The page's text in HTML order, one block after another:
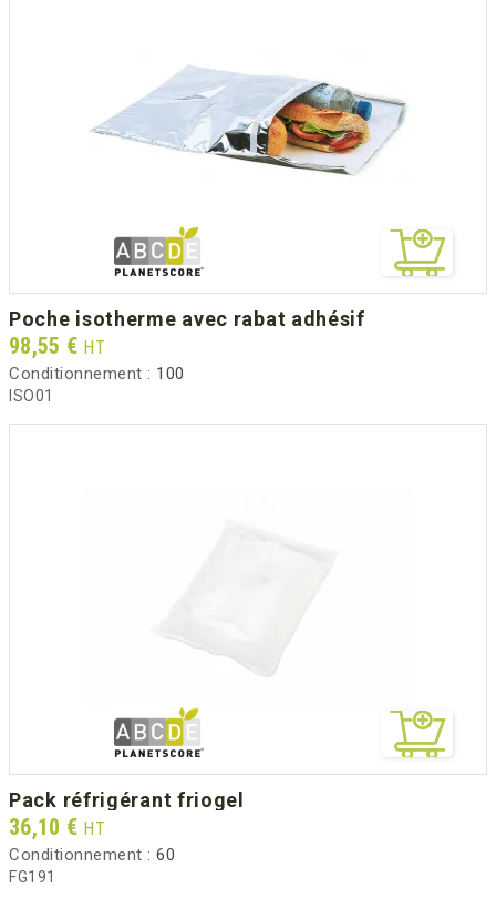
poche isotherme avec rabat adhésif
Prix
98,55 € HT
Conditionnement : 100
ISO01
pack réfrigérant friogel
Prix
36,10 € HT
Conditionnement : 60
FG191